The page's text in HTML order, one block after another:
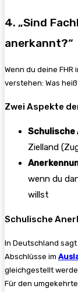
4. „Sind
anerkannt?“
Wenn du deine
verstehen: Was
Zwei Aspekte
Schulische
Zielland
wenn du
willst
Schulische
In Deutschland
Abschlüsse im
gleichgestellt
Für den